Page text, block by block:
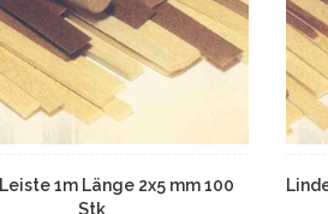
1m Länge 2x5 mm 100
Stk